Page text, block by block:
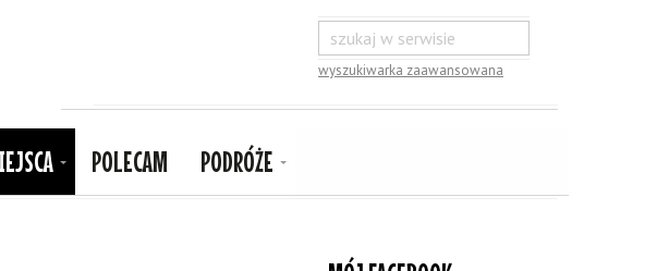
wyszukiwarka zaawansowana
POLECAM PODRÓŻE